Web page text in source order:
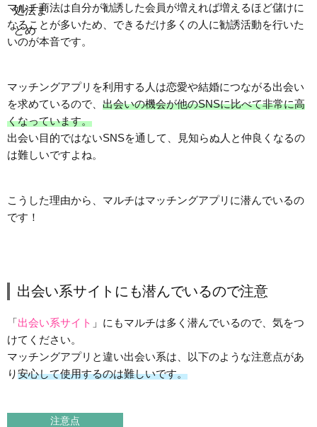
マルチ商法は自分が勧誘した会員が増えれば増えるほど儲けに
なることが多いため、できるだけ多くの人に勧誘活動を行いた
いのが本音です。
マッチングアプリを利用する人は恋愛や結婚につながる出会い
を求めているので、 出会いの機会が他のSNSに比べて非常に高
くなっています。
出会い目的ではないSNSを通して、見知らぬ人と仲良くなるの
は難しいですよね。
こうした理由から、マルチはマッチングアプリに潜んでいるの
です！
出会い系サイトにも潜んでいるので注意
「出会い系サイト 」にもマルチは多く潜んでいるので、気をつ
けてください。
マッチングアプリと違い出会い系は、以下のような注意点があ
り安心して使用するのは難しいです。
注意点